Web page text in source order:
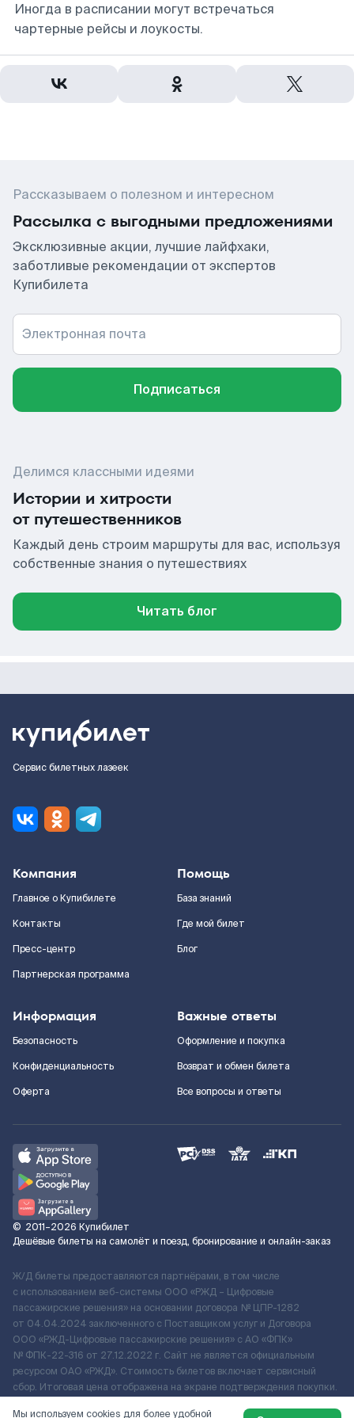
Иногда в расписании могут встречаться
чартерные рейсы и лоукосты.
Рассказываем о полезном и интересном
Рассылка с выгодными предложениями
Эксклюзивные акции, лучшие лайфхаки,
заботливые рекомендации от экспертов
Купибилета
Электронная почта
Подписаться
Делимся классными идеями
Истории и хитрости
от путешественников
Каждый день строим маршруты для вас, используя
собственные знания о путешествиях
Читать блог
Сервис билетных лазеек
Компания
Главное о Купибилете
Контакты
Пресс-центр
Партнерская программа
Помощь
База знаний
Где мой билет
Блог
Информация
Безопасность
Конфиденциальность
Оферта
Важные ответы
Оформление и покупка
Возврат и обмен билета
Все вопросы и ответы
© 2011–2026 Купибилет
Дешёвые билеты на самолёт и поезд, бронирование и онлайн-заказ
Ж/Д билеты предоставляются партнёрами, в том числе
с использованием веб-системы ООО «РЖД – Цифровые
пассажирские решения» на основании договора № ЦПР-1282
от 04.04.2024 заключенного с Поставщиком услуг и Договора
ООО «РЖД-Цифровые пассажирские решения» c АО «ФПК»
№ ФПК-22-316 от 27.12.2022 г. Сайт не является официальным
ресурсом ОАО «РЖД». Стоимость билетов включает сервисный
сбор. Итоговая цена отображена на экране подтверждения покупки.
Мы используем cookies для более удобной